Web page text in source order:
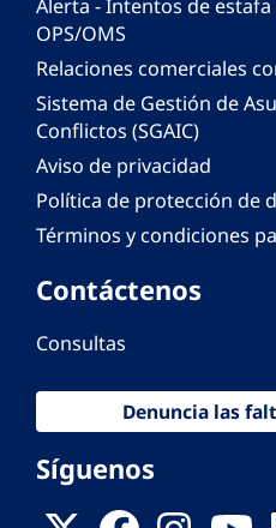
Alerta - Intentos de
OPS/OMS
Relaciones comerciales
Sistema de Gestión de
Conflictos (SGAIC)
Aviso de privacidad
Política de protección de
Términos y condiciones
Contáctenos
Consultas
Denuncia las
Síguenos